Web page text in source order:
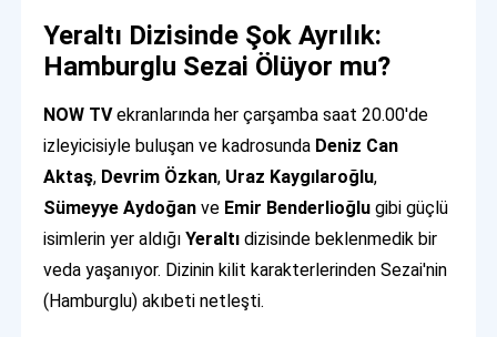
Yeraltı Dizisinde Şok Ayrılık:
Hamburglu Sezai Ölüyor mu?
NOW TVekranlarında her çarşamba saat 20.00'de
izleyicisiyle buluşan ve kadrosunda Deniz Can
Aktaş, Devrim Özkan, Uraz Kaygılaroğlu,
Sümeyye Aydoğan ve Emir Benderlioğlu gibi güçlü
isimlerin yer aldığıYeraltı dizisinde beklenmedik bir
veda yaşanıyor. Dizinin kilit karakterlerinden Sezai'nin
(Hamburglu) akıbeti netleşti.